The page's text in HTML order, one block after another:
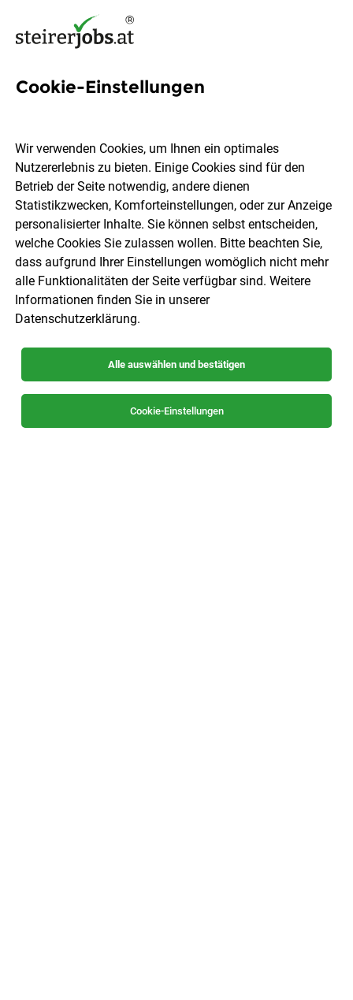
Verkaufsmitarbeiter/in
Lidl
Murau Teilzeit 29.07.2026
Cookie-Einstellungen
Wir verwenden Cookies, um Ihnen ein optimales
Nutzererlebnis zu bieten. Einige Cookies sind für den
Betrieb der Seite notwendig, andere dienen
Statistikzwecken, Komforteinstellungen, oder zur Anzeige
personalisierter Inhalte. Sie können selbst entscheiden,
welche Cookies Sie zulassen wollen. Bitte beachten Sie,
dass aufgrund Ihrer Einstellungen womöglich nicht mehr
alle Funktionalitäten der Seite verfügbar sind. Weitere
Informationen finden Sie in unserer
Datenschutzerklärung.
Alle auswählen und bestätigen
Cookie-Einstellungen